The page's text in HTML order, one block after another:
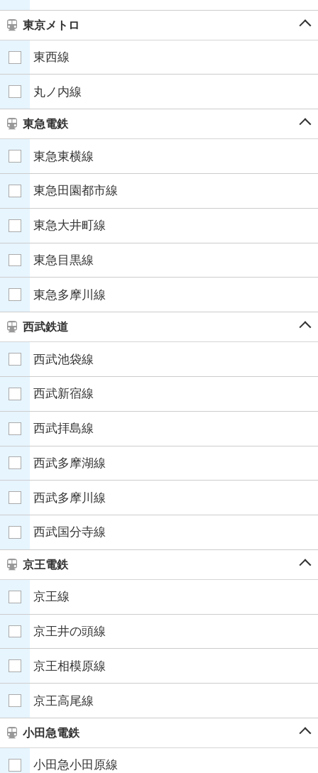
東京メトロ
東西線
丸ノ内線
東急電鉄
東急東横線
東急田園都市線
東急大井町線
東急目黒線
東急多摩川線
西武鉄道
西武池袋線
西武新宿線
西武拝島線
西武多摩湖線
西武多摩川線
西武国分寺線
京王電鉄
京王線
京王井の頭線
京王相模原線
京王高尾線
小田急電鉄
小田急小田原線